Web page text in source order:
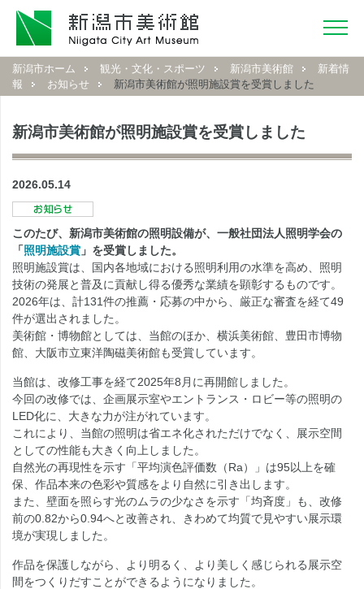
新潟市ホーム 観光・文化・スポーツ 新潟市美術館
新着情
報
お知らせ 新潟市美術館が照明施設賞を受賞しました
新潟市美術館が照明施設賞を受賞しました
2026.05.14
このたび、新潟市美術館の照明設備が、一般社団法人照明学会の
「照明施設賞 」を受賞しました。
照明施設賞は、国内各地域における照明利用の水準を高め、照明
技術の発展と普及に貢献し得る優秀な業績を顕彰するものです。
2026年は、計131件の推薦・応募の中から、厳正な審査を経て49
件が選出されました。
美術館・博物館としては、当館のほか、横浜美術館、豊田市博物
館、大阪市立東洋陶磁美術館も受賞しています。
当館は、改修工事を経て2025年8月に再開館しました。
今回の改修では、企画展示室やエントランス・ロビー等の照明の
LED化に、大きな力が注がれています。
これにより、当館の照明は省エネ化されただけでなく、展示空間
としての性能も大きく向上しました。
自然光の再現性を示す「平均演色評価数（Ra）」は95以上を確
保、作品本来の色彩や質感をより自然に引き出します。
また、壁面を照らす光のムラの少なさを示す「均斉度」も、改修
前の0.82から0.94へと改善され、きわめて均質で見やすい展示環
境が実現しました。
作品を保護しながら、より明るく、より美しく感じられる展示空
間をつくりだすことができるようになりました。